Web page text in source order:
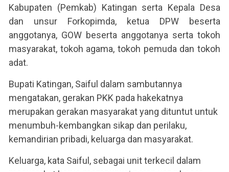
Kabupaten (Pemkab) Katingan serta Kepala Desa
dan unsur Forkopimda, ketua DPW beserta
anggotanya, GOW beserta anggotanya serta tokoh
masyarakat, tokoh agama, tokoh pemuda dan tokoh
adat.
Bupati Katingan, Saiful dalam sambutannya
mengatakan, gerakan PKK pada hakekatnya
merupakan gerakan masyarakat yang dituntut untuk
menumbuh-kembangkan sikap dan perilaku,
kemandirian pribadi, keluarga dan masyarakat.
Keluarga, kata Saiful, sebagai unit terkecil dalam